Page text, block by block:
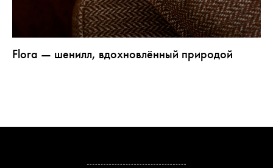
Flora — шенилл, вдохновлённый природой